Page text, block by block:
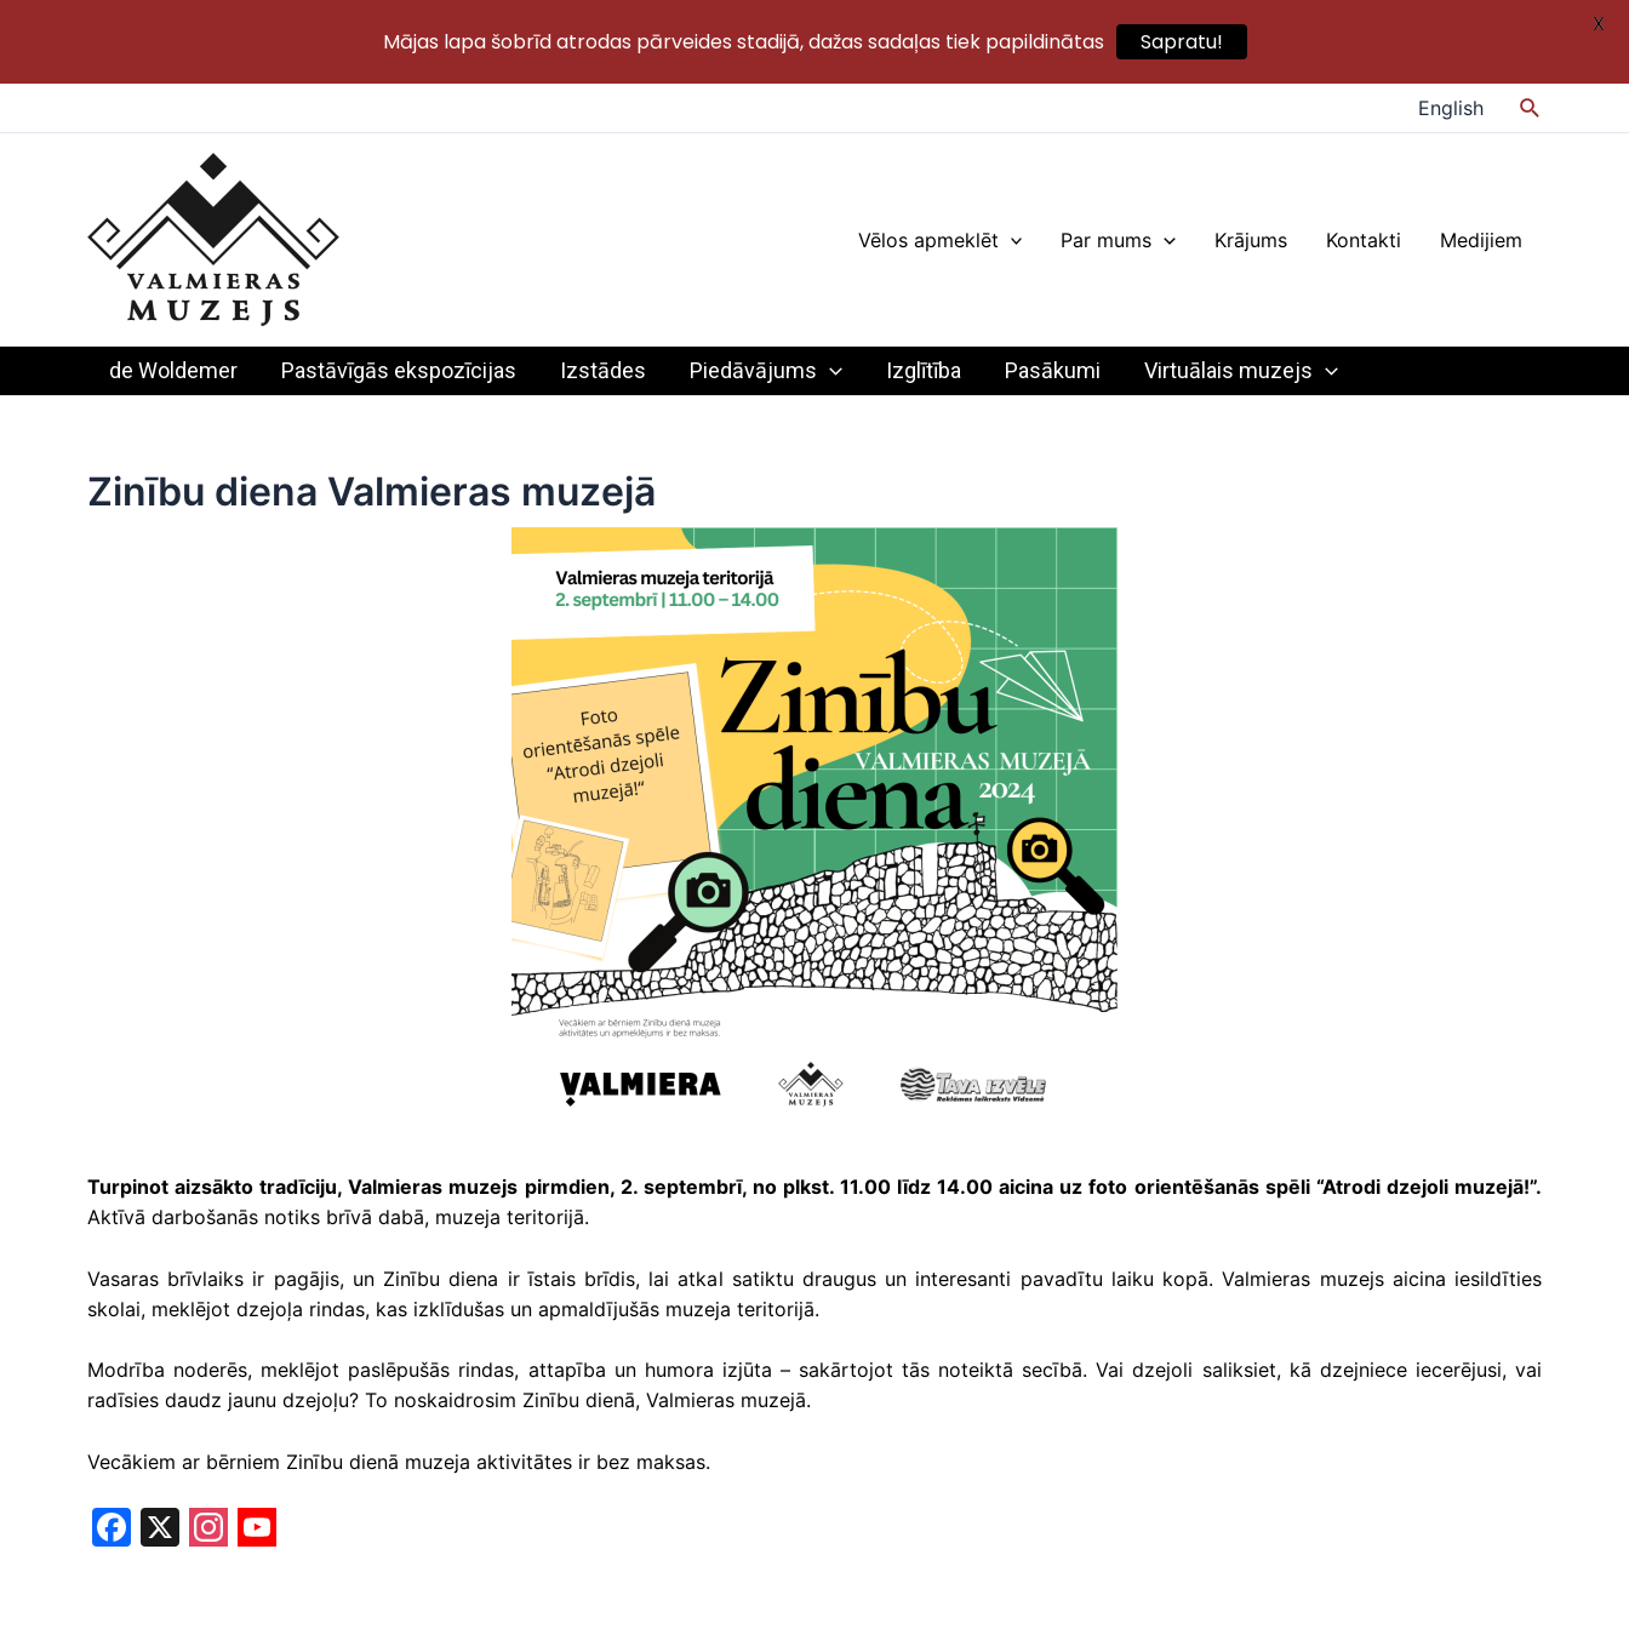
to
English Search
Vēlos apmeklēt Par mums Krājums Kontakti Medijiem
de Woldemer Pastāvīgās ekspozīcijas Izstādes Piedāvājums Izglītība Pasākumi Virtuālais muzejs
Zinību diena Valmieras muzejā
Turpinot aizsākto tradīciju, Valmieras muzejs pirmdien, 2. septembrī, no plkst. 11.00 līdz 14.00 aicina uz foto orientēšanās spēli “Atrodi dzejoli muzejā!”.
Aktīvā darbošanās notiks brīvā dabā, muzeja teritorijā.
Vasaras brīvlaiks ir pagājis, un Zinību diena ir īstais brīdis, lai atkal satiktu draugus un interesanti pavadītu laiku kopā. Valmieras muzejs aicina iesildīties
skolai, meklējot dzejoļa rindas, kas izklīdušas un apmaldījušās muzeja teritorijā.
Modrība noderēs, meklējot paslēpušās rindas, attapība un humora izjūta – sakārtojot tās noteiktā secībā. Vai dzejoli saliksiet, kā dzejniece iecerējusi, vai
radīsies daudz jaunu dzejoļu? To noskaidrosim Zinību dienā, Valmieras muzejā.
Vecākiem ar bērniem Zinību dienā muzeja aktivitātes ir bez maksas.
F
X
Mājas lapa šobrīd atrodas pārveides stadijā, dažas sadaļas tiek papildinātas Sapratu!
X